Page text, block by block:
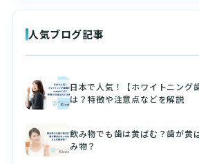
人気ブログ記事
日本で人気！【ホワイトニング
は？特徴や注意点などを解説
飲み物でも歯は黄ばむ？歯が黄
み物？